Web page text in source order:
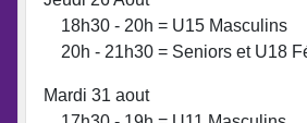
18h30 - 20h = U15 Masculins
20h - 21h30 = Seniors et U18
Mardi 31 aout